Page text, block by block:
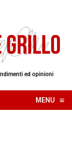
ed opinioni
MENU ≡
☰